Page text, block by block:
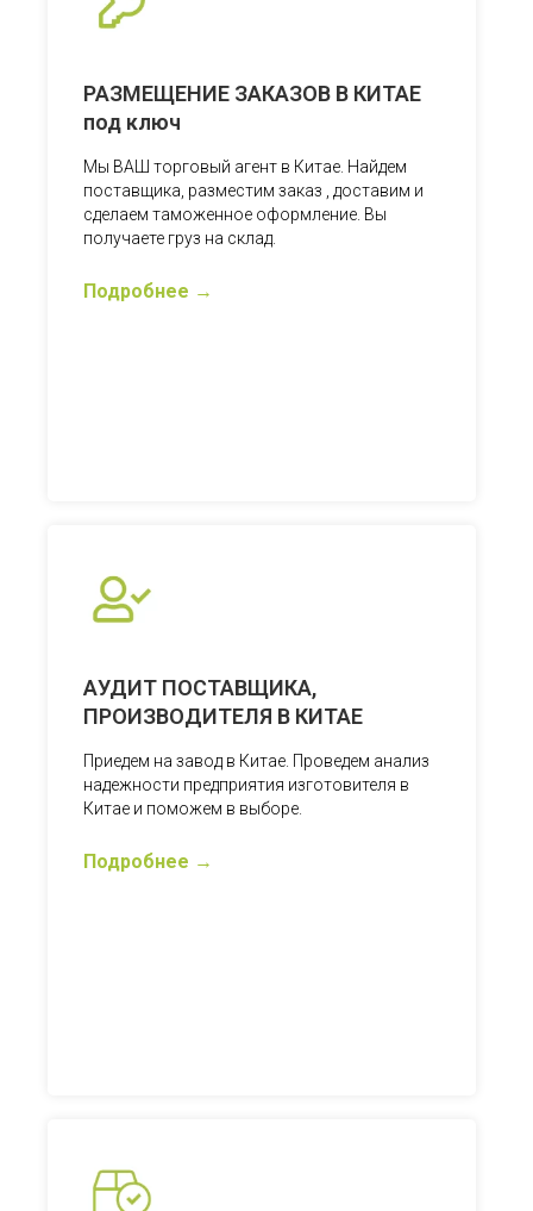
РАЗМЕЩЕНИЕ ЗАКАЗОВ В КИТАЕ
под ключ
Мы ВАШ торговый агент в Китае. Найдем
поставщика, разместим заказ , доставим и
сделаем таможенное оформление. Вы
получаете груз на склад.
Подробнее
АУДИТ ПОСТАВЩИКА,
ПРОИЗВОДИТЕЛЯ В КИТАЕ
Приедем на завод в Китае. Проведем анализ
надежности предприятия изготовителя в
Китае и поможем в выборе.
Подробнее